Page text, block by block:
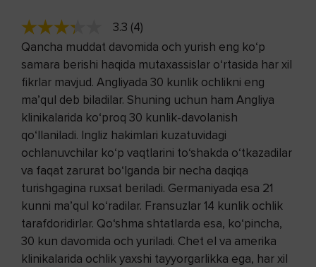
3.3 (4)
Qancha muddat davomida och yurish eng ko‘p
samara berishi haqida mutaxassislar o‘rtasida har xil
fikrlar mavjud. Angliyada 30 kunlik ochlikni eng
ma’qul deb biladilar. Shuning uchun ham Angliya
klinikalarida ko‘proq 30 kunlik-davolanish
qo‘llaniladi. Ingliz hakimlari kuzatuvidagi
ochlanuvchilar ko‘p vaqtlarini to‘shakda o‘tkazadilar
va faqat zarurat bo‘lganda bir necha daqiqa
turishgagina ruxsat beriladi. Germaniyada esa 21
kunni ma’qul ko‘radilar. Fransuzlar 14 kunlik ochlik
tarafdoridirlar. Qo‘shma shtatlarda esa, ko‘pincha,
30 kun davomida och yuriladi. Chet el va amerika
klinikalarida ochlik yaxshi tayyorgarlikka ega, har xil